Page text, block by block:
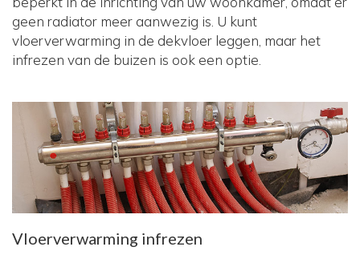
geen radiator meer aanwezig is. U kunt
vloerverwarming in de dekvloer leggen, maar het
infrezen van de buizen is ook een optie.
Vloerverwarming infrezen